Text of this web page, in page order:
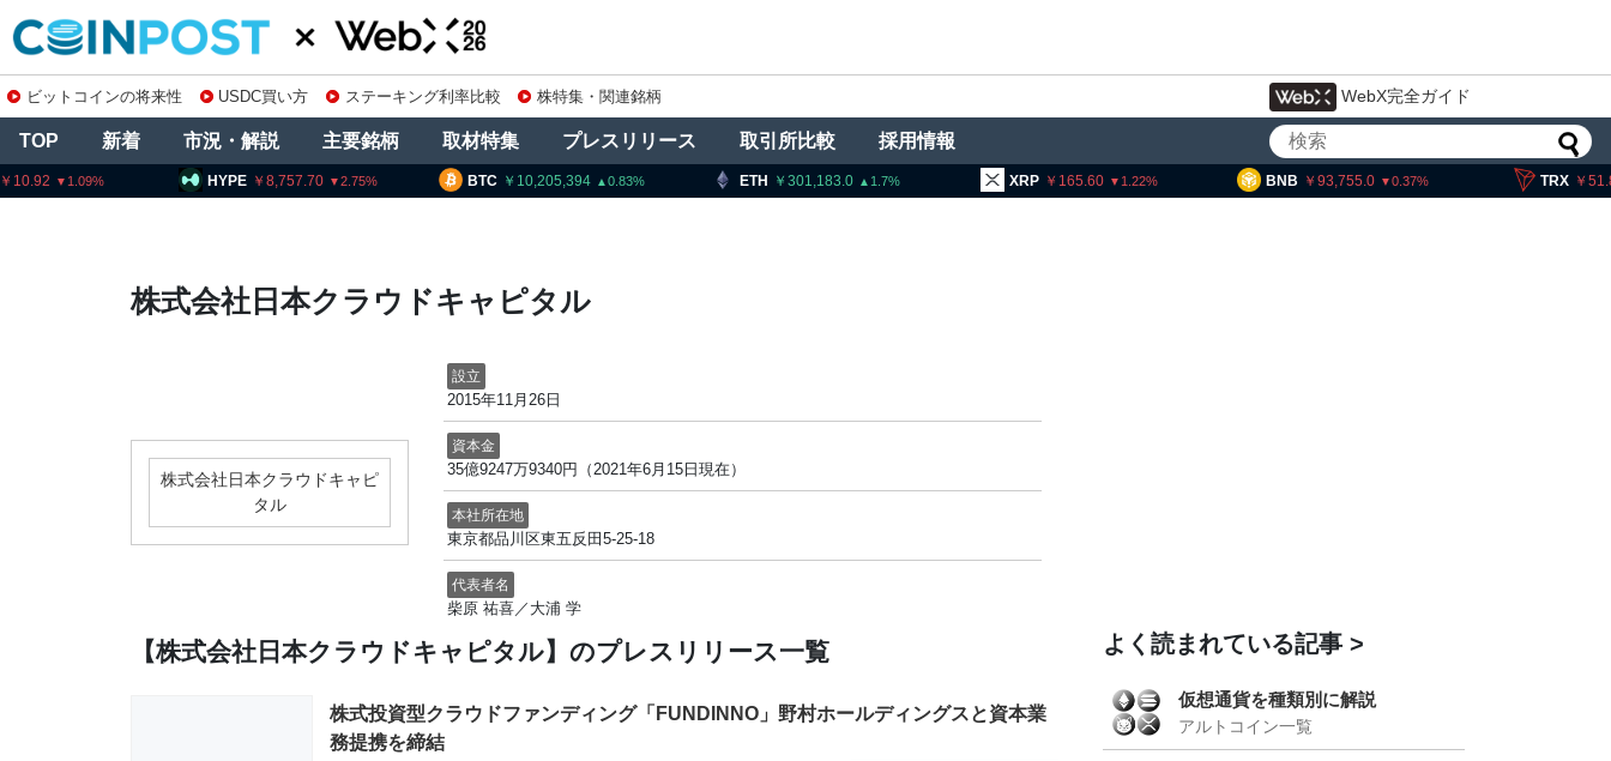
ビットコインの将来性 USDC買い方 ステーキング利率比較 株特集・関連銘柄 WebX完全ガイド
TOP 新着 市況・解説 主要銘柄 取材特集 プレスリリース 取引所比較 採用情報
BTC 10,205,394 0.83 ETH 301,183.0 1.7 XRP 165.60 1.22 BNB 93,755.0 0.37 TRX
10.92 1.09 HYPE 8,757.70 2.75
株式会社日本クラウドキャピタル
株式会社日本クラウドキャピ
タル
設立
2015年11月26日
資本金
35億9247万9340円（2021年6月15日現在）
本社所在地
東京都品川区東五反田5-25-18
代表者名
柴原 祐喜／大浦 学
【株式会社日本クラウドキャピタル】のプレスリリース一覧
株式投資型クラウドファンディング「FUNDINNO」野村ホールディングスと資本業
務提携を締結
よく読まれている記事
仮想通貨を種類別に解説
アルトコイン一覧